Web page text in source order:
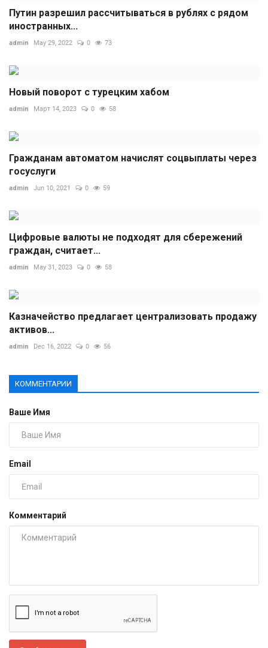
Путин разрешил рассчитываться в рублях с рядом
иностранных...
admin May 29, 2022 0 73
Новый поворот с турецким хабом
admin Март 14, 2023 0 58
Гражданам автоматом начислят соцвыплаты через
госуслуги
admin Jun 10, 2021 0 59
Цифровые валюты не подходят для сбережений
граждан, считает...
admin May 31, 2023 0 58
Казначейство предлагает централизовать продажу
активов...
admin Dec 16, 2022 0 56
КОММЕНТАРИИ
Ваше Имя
Email
Комментарий